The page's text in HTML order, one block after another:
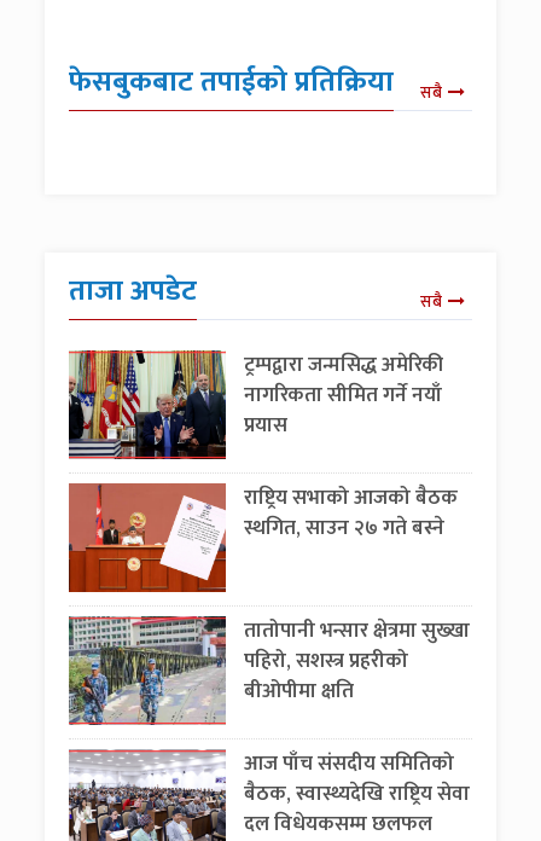
फेसबुकबाट तपाईको प्रतिक्रिया सबै
ताजा अपडेट सबै
ट्रम्पद्वारा जन्मसिद्ध अमेरिकी
नागरिकता सीमित गर्ने नयाँ
प्रयास
राष्ट्रिय सभाको आजको बैठक
स्थगित, साउन २७ गते बस्ने
तातोपानी भन्सार क्षेत्रमा सुख्खा
पहिरो, सशस्त्र प्रहरीको
बीओपीमा क्षति
आज पाँच संसदीय समितिको
बैठक, स्वास्थ्यदेखि राष्ट्रिय सेवा
दल विधेयकसम्म छलफल